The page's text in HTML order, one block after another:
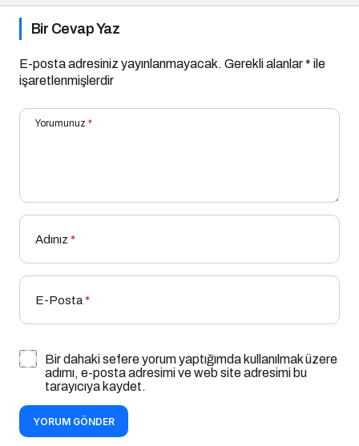
Bir Cevap Yaz
E-posta adresiniz yayınlanmayacak. Gerekli alanlar* ile
işaretlenmişlerdir
Yorumunuz *
Adınız *
E-Posta*
Bir dahaki sefere yorum yaptığımda kullanılmak üzere
adımı, e-posta adresimi ve web site adresimi bu
tarayıcıya kaydet.
YORUM GÖNDER